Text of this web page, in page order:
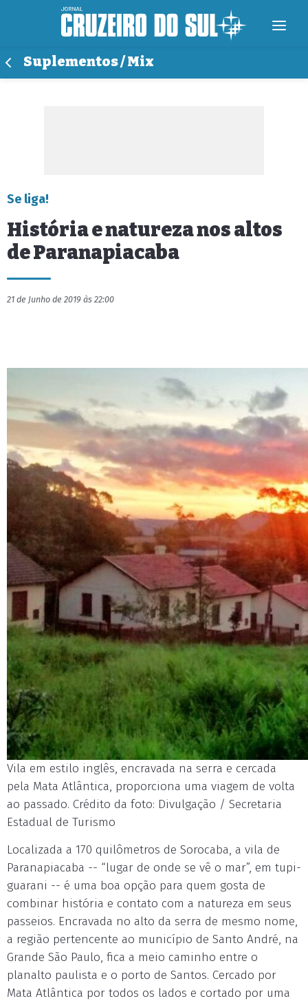
Suplementos / Mix
Se liga!
História e natureza nos altos
de Paranapiacaba
21 de Junho de 2019 às 22:00
Vila em estilo inglês, encravada na serra e cercada
pela Mata Atlântica, proporciona uma viagem de volta
ao passado. Crédito da foto: Divulgação / Secretaria
Estadual de Turismo
Localizada a 170 quilômetros de Sorocaba, a vila de
Paranapiacaba -- “lugar de onde se vê o mar”, em tupi-
guarani -- é uma boa opção para quem gosta de
combinar história e contato com a natureza em seus
passeios. Encravada no alto da serra de mesmo nome,
a região pertencente ao município de Santo André, na
Grande São Paulo, fica a meio caminho entre o
planalto paulista e o porto de Santos. Cercado por
Mata Atlântica por todos os lados e cortado por uma